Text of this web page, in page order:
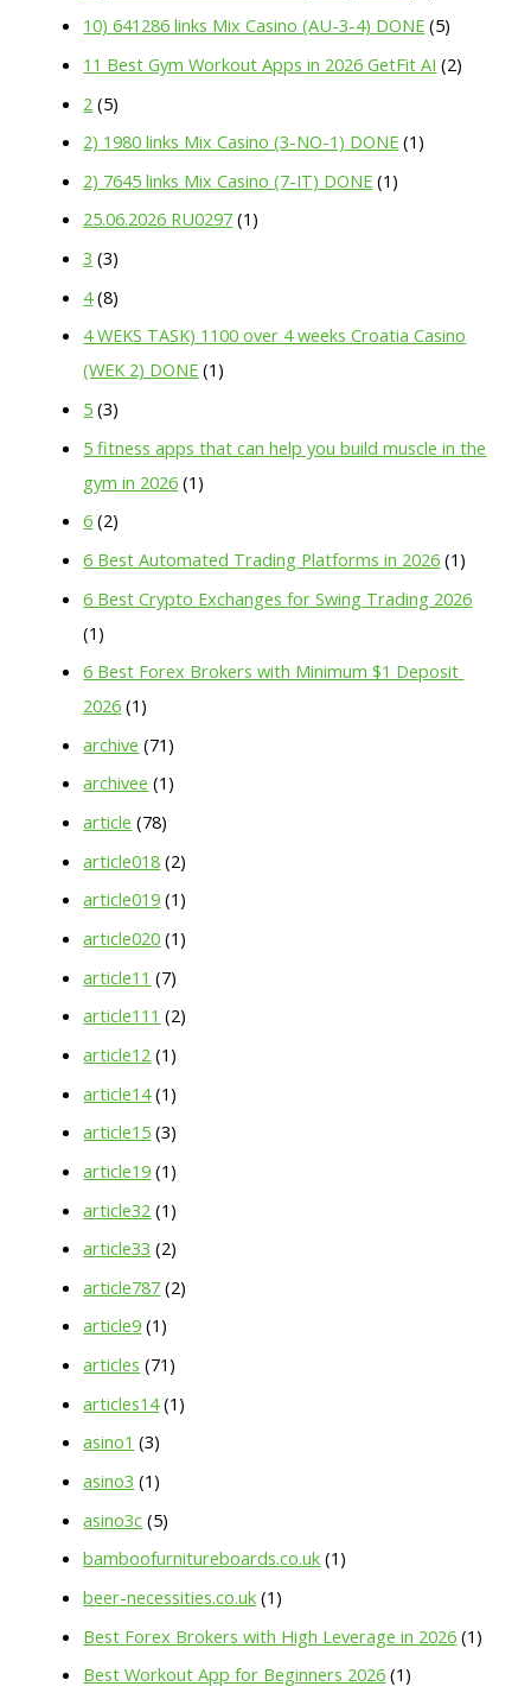
10) 641286 links Mix Casino (AU-3-4) DONE (5)
11 Best Gym Workout Apps in 2026 GetFit AI (2)
2 (5)
2) 1980 links Mix Casino (3-NO-1) DONE (1)
2) 7645 links Mix Casino (7-IT) DONE (1)
25.06.2026 RU0297 (1)
3 (3)
4(8)
4 WEKS TASK) 1100 over 4 weeks Croatia Casino
(WEK 2) DONE (1)
5 (3)
5 fitness apps that can help you build muscle in the
gym in 2026 (1)
6 (2)
6 Best Automated Trading Platforms in 2026 (1)
6 Best Crypto Exchanges for Swing Trading 2026
(1)
6 Best Forex Brokers with Minimum $1 Deposit ️
2026 (1)
archive (71)
archivee (1)
article (78)
article018 (2)
article019 (1)
article020 (1)
article11 (7)
article111 (2)
article12 (1)
article14(1)
article15 (3)
article19 (1)
article32 (1)
article33 (2)
article787 (2)
article9 (1)
articles (71)
articles14(1)
asino1 (3)
asino3 (1)
asino3c (5)
bamboofurnitureboards.co.uk (1)
beer-necessities.co.uk (1)
Best Forex Brokers with High Leverage in 2026 (1)
Best Workout App for Beginners 2026 (1)